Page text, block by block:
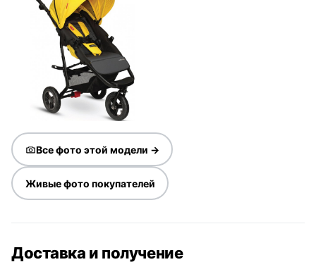
Все фото этой модели →
Живые фото покупателей
Доставка и получение